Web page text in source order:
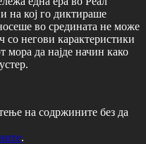
на кој го диктираше
во средината не може
со негови карактеристики
мора да најде начин како
на содржините без да
.